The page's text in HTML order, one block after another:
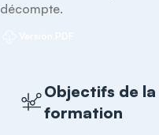
décompte.
Objectifs de la
formation